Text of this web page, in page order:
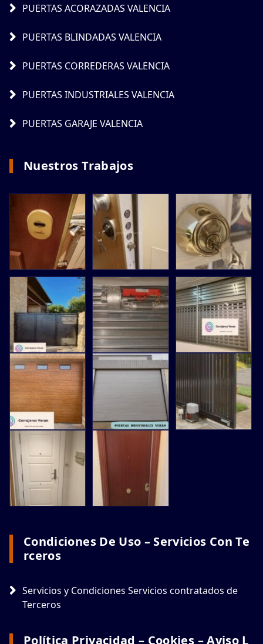
PUERTAS ACORAZADAS VALENCIA
PUERTAS BLINDADAS VALENCIA
PUERTAS CORREDERAS VALENCIA
PUERTAS INDUSTRIALES VALENCIA
PUERTAS GARAJE VALENCIA
Nuestros Trabajos
Condiciones De Uso – Servicios Con Te
Rceros
Servicios y Condiciones Servicios contratados de
Terceros
Política Privacidad – Cookies – Aviso L